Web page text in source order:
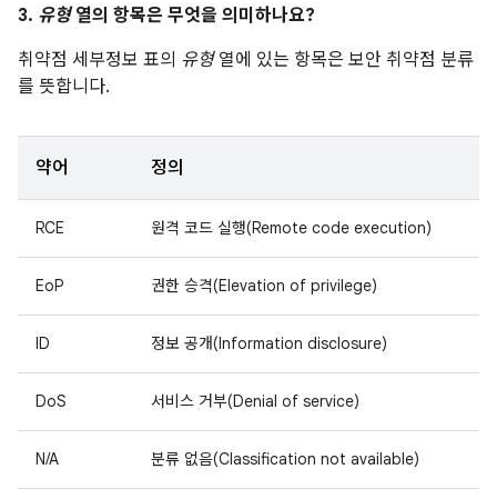
3. 유형열의 항목은 무엇을 의미하나요?
취약점 세부정보 표의 유형열에 있는 항목은 보안 취약점 분류
를 뜻합니다.
약어 정의
RCE 원격 코드 실행(Remote code execution)
EoP 권한 승격(Elevation of privilege)
ID 정보 공개(Information disclosure)
DoS 서비스 거부(Denial of service)
N/A 분류 없음(Classification not available)